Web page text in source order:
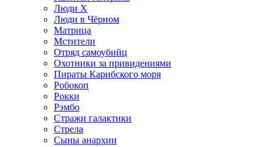
Люди X
Люди в Чёрном
Матрица
Мстители
Отряд самоубийц
Охотники за привидениями
Пираты Карибского моря
Робокоп
Рокки
Рэмбо
Стражи галактики
Стрела
Сыны анархии